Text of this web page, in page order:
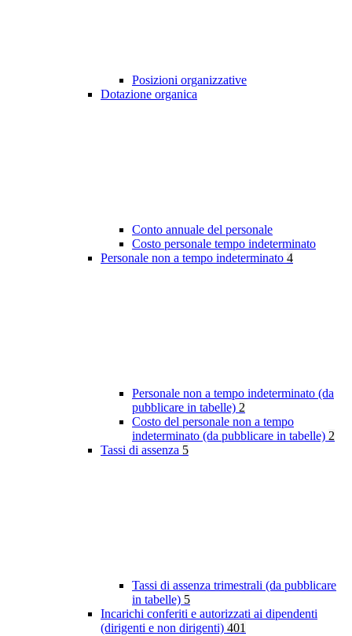
Posizioni organizzative
Dotazione organica
Conto annuale del personale
Costo personale tempo indeterminato
Personale non a tempo indeterminato 4
Personale non a tempo indeterminato (da
pubblicare in tabelle) 2
Costo del personale non a tempo
indeterminato (da pubblicare in tabelle) 2
Tassi di assenza 5
Tassi di assenza trimestrali (da pubblicare
in tabelle) 5
Incarichi conferiti e autorizzati ai dipendenti
(dirigenti e non dirigenti) 401